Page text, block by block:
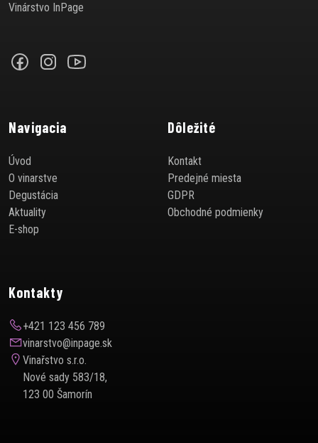
Vinárstvo InPage
Navigacia
Úvod
O vinarstve
Degustácia
Aktuality
E-shop
Dôležité
Kontakt
Predejné miesta
GDPR
Obchodné podmienky
Kontakty
+421 123 456 789
vinarstvo@inpage.sk
Vinařstvo s.r.o.
Nové sady 583/18,
123 00 Šamorín